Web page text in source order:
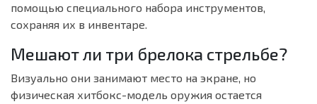
помощью специального набора инструментов,
сохраняя их в инвентаре.
Мешают ли три брелока стрельбе?
Визуально они занимают место на экране, но
физическая хитбокс-модель оружия остается